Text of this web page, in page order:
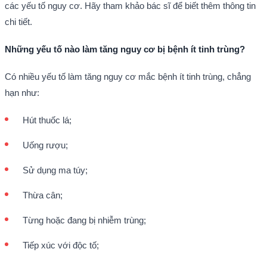
các yếu tố nguy cơ. Hãy tham khảo bác sĩ để biết thêm thông tin
chi tiết.
Những yếu tố nào làm tăng nguy cơ bị bệnh ít tinh trùng?
Có nhiều yếu tố làm tăng nguy cơ mắc bệnh ít tinh trùng, chẳng
hạn như:
Hút thuốc lá;
Uống rượu;
Sử dụng ma túy;
Thừa cân;
Từng hoặc đang bị nhiễm trùng;
Tiếp xúc với độc tố;